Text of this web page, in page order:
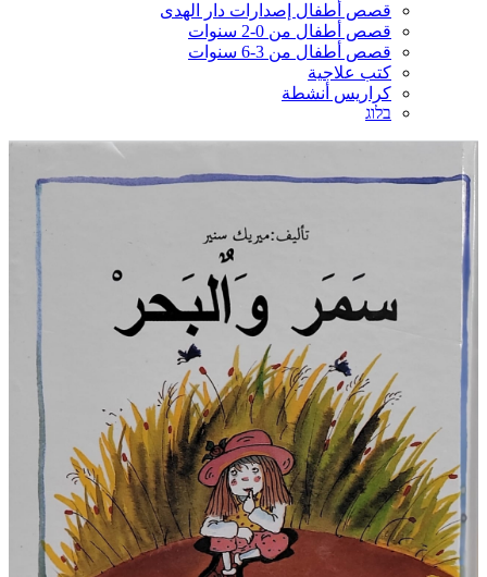
قصص أطفال إصدارات دار الهدى
قصص أطفال من 0-2 سنوات
قصص أطفال من 3-6 سنوات
كتب علاجية
كراريس أنشطة
בלוג